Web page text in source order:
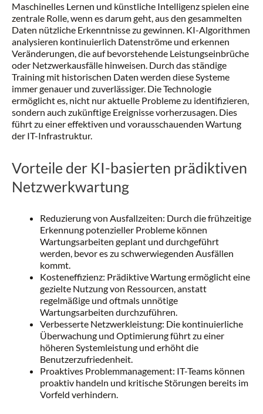
Maschinelles Lernen und künstliche Intelligenz spielen eine
zentrale Rolle, wenn es darum geht, aus den gesammelten
Daten nützliche Erkenntnisse zu gewinnen. KI-Algorithmen
analysieren kontinuierlich Datenströme und erkennen
Veränderungen, die auf bevorstehende Leistungseinbrüche
oder Netzwerkausfälle hinweisen. Durch das ständige
Training mit historischen Daten werden diese Systeme
immer genauer und zuverlässiger. Die Technologie
ermöglicht es, nicht nur aktuelle Probleme zu identifizieren,
sondern auch zukünftige Ereignisse vorherzusagen. Dies
führt zu einer effektiven und vorausschauenden Wartung
der IT-Infrastruktur.
Vorteile der KI-basierten prädiktiven
Netzwerkwartung
Reduzierung von Ausfallzeiten: Durch die frühzeitige
Erkennung potenzieller Probleme können
Wartungsarbeiten geplant und durchgeführt
werden, bevor es zu schwerwiegenden Ausfällen
kommt.
Kosteneffizienz: Prädiktive Wartung ermöglicht eine
gezielte Nutzung von Ressourcen, anstatt
regelmäßige und oftmals unnötige
Wartungsarbeiten durchzuführen.
Verbesserte Netzwerkleistung: Die kontinuierliche
Überwachung und Optimierung führt zu einer
höheren Systemleistung und erhöht die
Benutzerzufriedenheit.
Proaktives Problemmanagement: IT-Teams können
proaktiv handeln und kritische Störungen bereits im
Vorfeld verhindern.